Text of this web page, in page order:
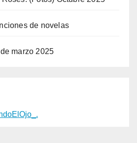
de novelas
marzo 2025